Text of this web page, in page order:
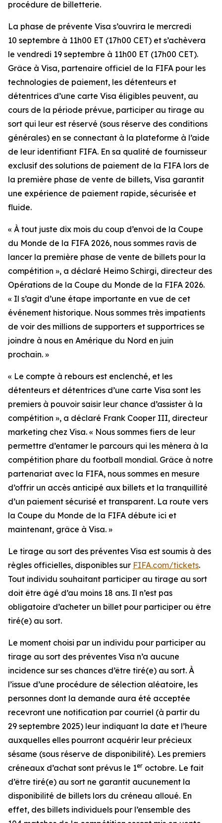
procédure de billetterie.
La phase de prévente Visa s’ouvrira le mercredi
10 septembre à 11h00 ET (17h00 CET) et s’achèvera
le vendredi 19 septembre à 11h00 ET (17h00 CET).
Grâce à Visa, partenaire officiel de la FIFA pour les
technologies de paiement, les détenteurs et
détentrices d’une carte Visa éligibles peuvent, au
cours de la période prévue, participer au tirage au
sort qui leur est réservé (sous réserve des conditions
générales) en se connectant à la plateforme à l’aide
de leur identifiant FIFA. En sa qualité de fournisseur
exclusif des solutions de paiement de la FIFA lors de
la première phase de vente de billets, Visa garantit
une expérience de paiement rapide, sécurisée et
fluide.
« À tout juste dix mois du coup d’envoi de la Coupe
du Monde de la FIFA 2026, nous sommes ravis de
lancer la première phase de vente de billets pour la
compétition », a déclaré Heimo Schirgi, directeur des
Opérations de la Coupe du Monde de la FIFA 2026.
« Il s’agit d’une étape importante en vue de cet
événement historique. Nous sommes très impatients
de voir des millions de supporters et supportrices se
joindre à nous en Amérique du Nord en juin
prochain. »
« Le compte à rebours est enclenché, et les
détenteurs et détentrices d’une carte Visa sont les
premiers à pouvoir saisir leur chance d’assister à la
compétition », a déclaré Frank Cooper III, directeur
marketing chez Visa. « Nous sommes fiers de leur
permettre d’entamer le parcours qui les mènera à la
compétition phare du football mondial. Grâce à notre
partenariat avec la FIFA, nous sommes en mesure
d’offrir un accès anticipé aux billets et la tranquillité
d’un paiement sécurisé et transparent. La route vers
la Coupe du Monde de la FIFA débute ici et
maintenant, grâce à Visa. »
Le tirage au sort des préventes Visa est soumis à des
règles officielles, disponibles sur FIFA.com/tickets.
Tout individu souhaitant participer au tirage au sort
doit être âgé d’au moins 18 ans. Il n’est pas
obligatoire d’acheter un billet pour participer ou être
tiré(e) au sort.
Le moment choisi par un individu pour participer au
tirage au sort des préventes Visa n’a aucune
incidence sur ses chances d’être tiré(e) au sort. À
l’issue d’une procédure de sélection aléatoire, les
personnes dont la demande aura été acceptée
recevront une notification par courriel (à partir du
29 septembre 2025) leur indiquant la date et l’heure
auxquelles elles pourront acquérir leur précieux
sésame (sous réserve de disponibilité). Les premiers
créneaux d’achat sont prévus le 1er octobre. Le fait
d’être tiré(e) au sort ne garantit aucunement la
disponibilité de billets lors du créneau alloué. En
effet, des billets individuels pour l’ensemble des